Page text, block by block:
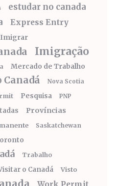
estudar no canada
Express Entry
Imigrar
Imigração
Mercado de Trabalho
Nova Scotia
Pesquisa PNP
Províncias
Saskatchewan
Trabalho
o Canadá Visto